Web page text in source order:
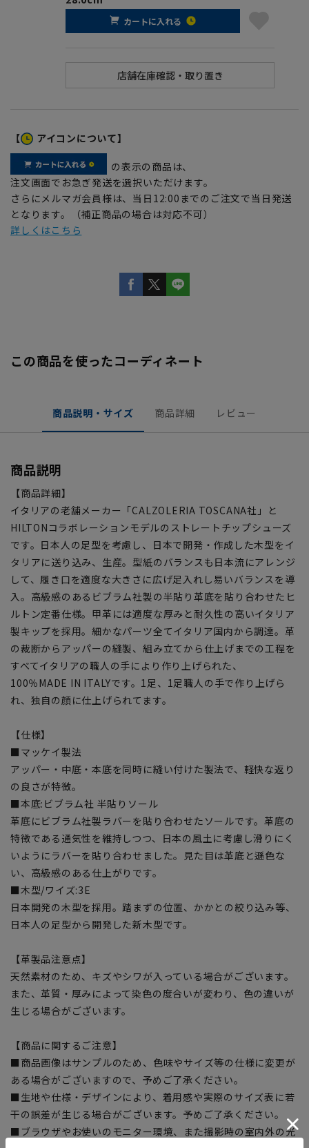
カートに入れる
【 アイコンについて】
の表示の商品は、
注文画面でお急ぎ発送を選択いただけます。
さらにメルマガ会員様は、当日12:00までのご注文で当日発送
となります。（補正商品の場合は対応不可）
詳しくはこちら
この商品を使ったコーディネート
商品説明・サイズ 商品詳細 レビュー
商品説明
【商品詳細】
イタリアの老舗メーカー「CALZOLERIA TOSCANA社」と
HILTONコラボレーションモデルのストレートチップシューズ
です。日本人の足型を考慮し、日本で開発・作成した木型をイ
タリアに送り込み、生産。型紙のバランスも日本流にアレンジ
して、履き口を適度な大きさに広げ足入れし易いバランスを導
入。高級感のあるビブラム社製の半貼り革底を貼り合わせたヒ
ルトン定番仕様。甲革には適度な厚みと耐久性の高いイタリア
製キップを採用。細かなパーツ全てイタリア国内から調達。革
の裁断からアッパーの縫製、組み立てから仕上げまでの工程を
すべてイタリアの職人の手により作り上げられた、
100％MADE IN ITALYです。1足、1足職人の手で作り上げら
れ、独自の顔に仕上げられてます。
【仕様】
■マッケイ製法
アッパー・中底・本底を同時に縫い付けた製法で、軽快な返り
の良さが特徴。
■本底:ビブラム社 半貼りソール
革底にビブラム社製ラバーを貼り合わせたソールです。革底の
特徴である通気性を維持しつつ、日本の風土に考慮し滑りにく
いようにラバーを貼り合わせました。見た目は革底と遜色な
い、高級感のある仕上がりです。
■木型/ワイズ:3E
日本開発の木型を採用。踏まずの位置、かかとの絞り込み等、
日本人の足型から開発した新木型です。
【革製品注意点】
天然素材のため、キズやシワが入っている場合がございます。
また、革質・厚みによって染色の度合いが変わり、色の違いが
生じる場合がございます。
【商品に関するご注意】
■商品画像はサンプルのため、色味やサイズ等の仕様に変更が
ある場合がございますので、予めご了承ください。
■生地や仕様・デザインにより、着用感や実際のサイズ表に若
干の誤差が生じる場合がございます。予めご了承ください。
■ブラウザやお使いのモニター環境、また撮影時の室内外の光